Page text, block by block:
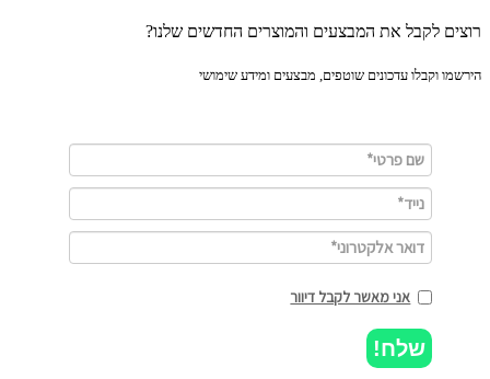
לקבל את המבצעים והמוצרים החדשים שלנו?
וקבלו עדכונים שוטפים, מבצעים ומידע שימושי
אני מאשר לקבל דיוור
שלח!